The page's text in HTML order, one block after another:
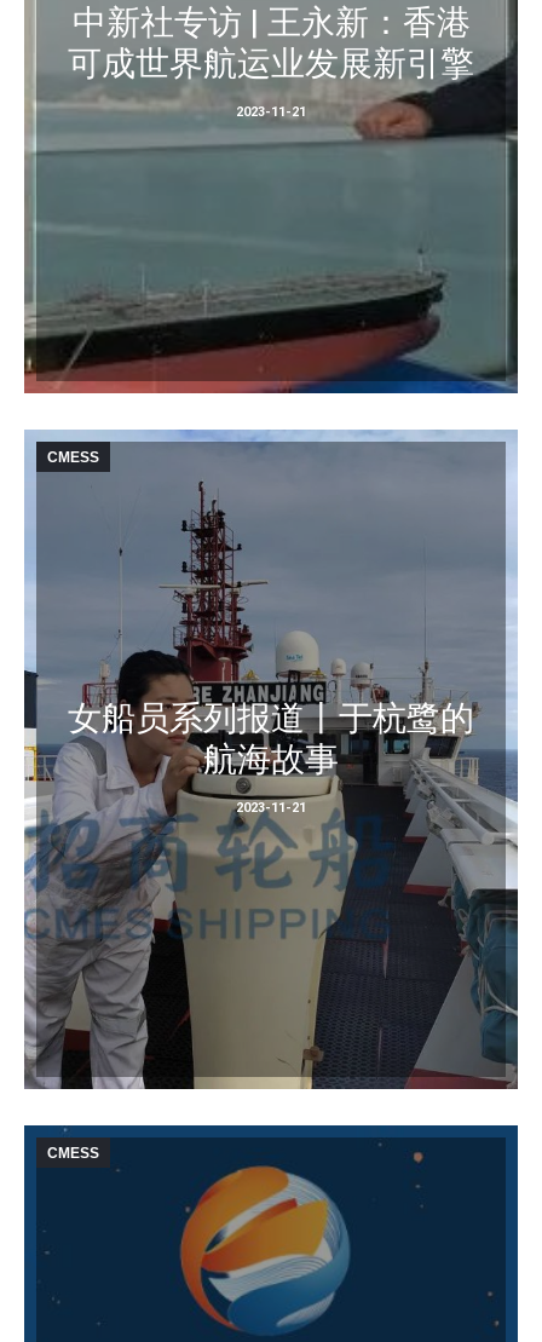
中新社专访 | 王永新：香港
可成世界航运业发展新引擎
2023-11-21
CMESS
女船员系列报道丨于杭鹭的
航海故事
2023-11-21
CMESS